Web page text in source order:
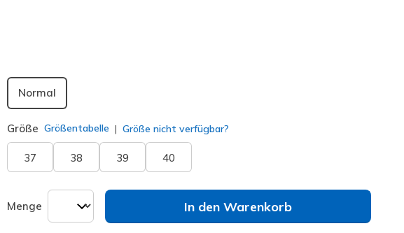
Normal
Größe Größentabelle Größe nicht verfügbar?
37 38 39 40
Menge In den Warenkorb